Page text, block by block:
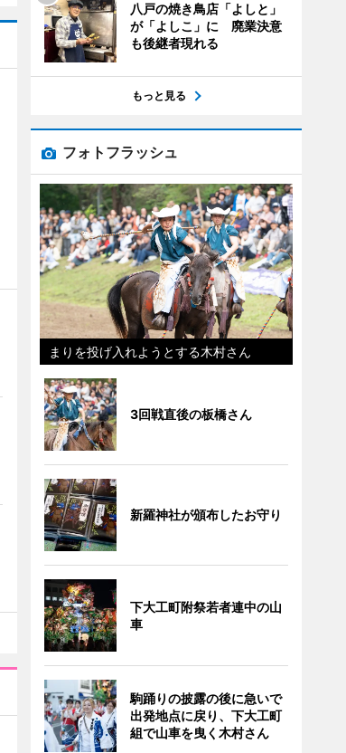
八戸の焼き鳥店「よしと」
が「よしこ」に 廃業決意
も後継者現れる
もっと見る
フォトフラッシュ
まりを投げ入れようとする木村さん
3回戦直後の板橋さん
新羅神社が頒布したお守り
下大工町附祭若者連中の山
車
駒踊りの披露の後に急いで
出発地点に戻り、下大工町
組で山車を曳く木村さん